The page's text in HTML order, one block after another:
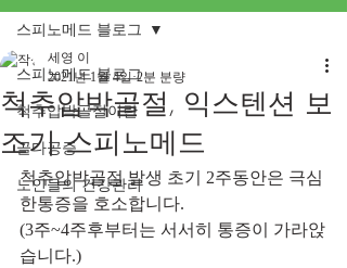
스피노메드 블로그
척추압박골절이란
골다공증
노인들의 건강관리
스피노메드 블로그
척추압박골절, 익스텐션 보
조기 스피노메드
세영 이
2021년 1월 4일 2분 분량
척추압박골절 발생 초기 2주동안은 극심
한통증을 호소합니다.
(3주~4주후부터는 서서히 통증이 가라앉
습니다.)